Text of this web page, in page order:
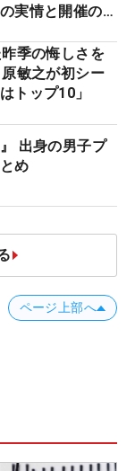
実情と開催の舞
季の悔しさを
敏之が初シー
トップ10」
出身の男子プ
め
ページ上部へ